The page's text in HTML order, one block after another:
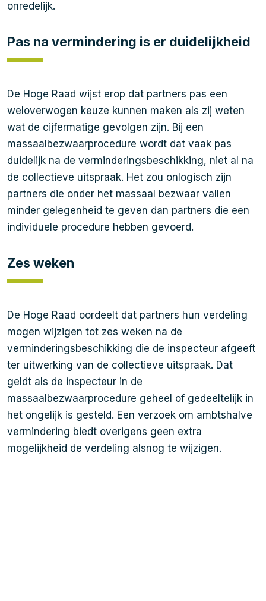
onredelijk.
Pas na vermindering is er duidelijkheid
De Hoge Raad wijst erop dat partners pas een
weloverwogen keuze kunnen maken als zij weten
wat de cijfermatige gevolgen zijn. Bij een
massaalbezwaarprocedure wordt dat vaak pas
duidelijk na de verminderingsbeschikking, niet al na
de collectieve uitspraak. Het zou onlogisch zijn
partners die onder het massaal bezwaar vallen
minder gelegenheid te geven dan partners die een
individuele procedure hebben gevoerd.
Zes weken
De Hoge Raad oordeelt dat partners hun verdeling
mogen wijzigen tot zes weken na de
verminderingsbeschikking die de inspecteur afgeeft
ter uitwerking van de collectieve uitspraak. Dat
geldt als de inspecteur in de
massaalbezwaarprocedure geheel of gedeeltelijk in
het ongelijk is gesteld. Een verzoek om ambtshalve
vermindering biedt overigens geen extra
mogelijkheid de verdeling alsnog te wijzigen.